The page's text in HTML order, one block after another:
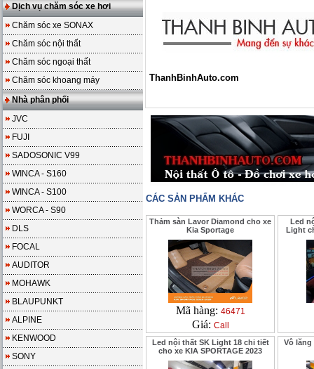
Dịch vụ chăm sóc xe hơi
Chăm sóc xe SONAX
Chăm sóc nội thất
Chăm sóc ngoại thất
Chăm sóc khoang máy
Nhà phân phối
JVC
FUJI
SADOSONIC V99
WINCA - S160
WINCA - S100
WORCA - S90
DLS
FOCAL
AUDITOR
MOHAWK
BLAUPUNKT
ALPINE
KENWOOD
SONY
ThanhBinhAuto.com
CÁC SẢN PHẨM KHÁC
Thảm sàn Lavor Diamond cho xe
Kia Sportage
Mã hàng: 46471
Giá: Call
Led
Light
Led nội thất SK Light 18 chi tiết
cho xe KIA SPORTAGE 2023
Vô lăng